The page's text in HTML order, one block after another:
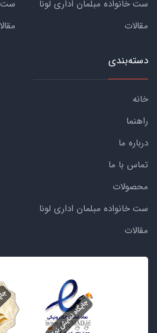
ست خانواده مبلمان اداری لونا
مقالات
ست
دسته‌بندی
خانه
راهنما
درباره ما
تماس با ما
محصولات
ست خانواده مبلمان اداری لونا
مقالات